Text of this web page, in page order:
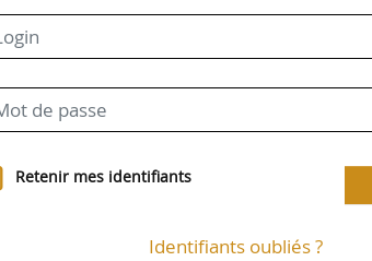
Retenir mes identifiants
Identifiants oubliés ?